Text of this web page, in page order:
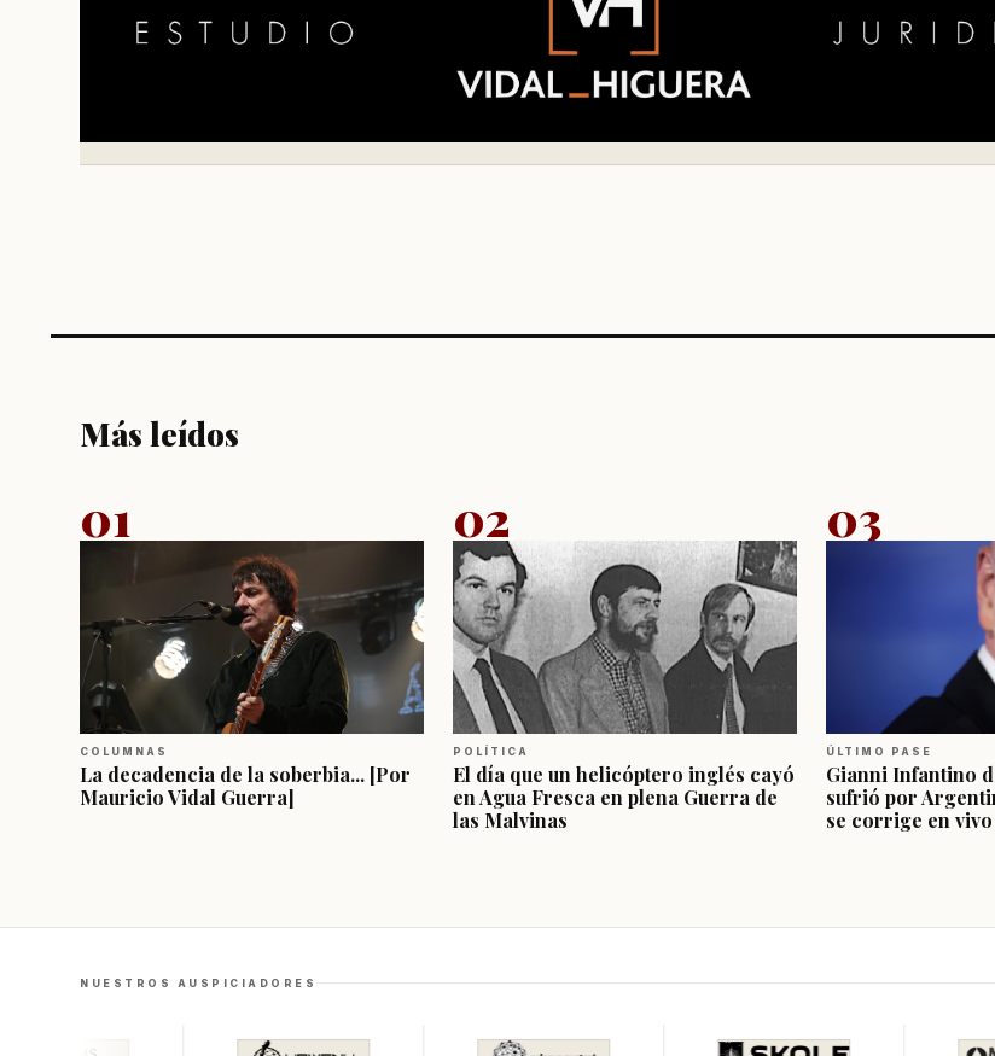
Más leídos
01
COLUMNAS
La decadencia de la soberbia... [Por
Mauricio Vidal Guerra]
02
POLÍTICA
El día que un helicóptero inglés cayó
en Agua Fresca en plena Guerra de
las Malvinas
03
ÚLTIMO PASE
Gianni Infantino
sufrió por
se corrige en vivo
NUESTROS AUSPICIADORES